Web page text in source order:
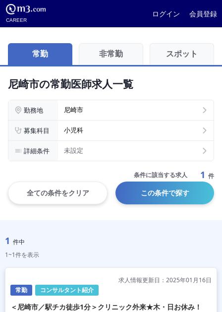
CAREER
ログイン 会員登録
常勤 非常勤 スポット
尼崎市の常勤医師求人一覧
勤務地 尼崎市
募集科目 小児科
詳細条件 未設定
条件に該当する求人 1 件
全ての条件をクリア この条件で探す
1 件中
1~1件を表示
常勤 コンサルタント紹介
求人情報更新日：2025年01月16日
＜尼崎市／駅チカ徒歩1分＞クリニック外来★木・日お休み！